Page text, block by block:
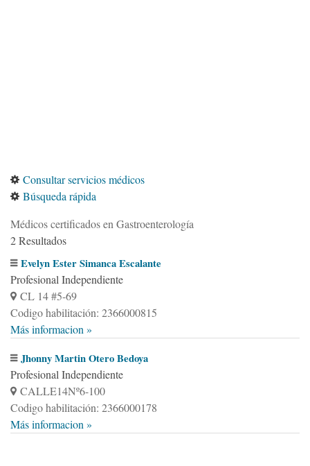
Consultar servicios médicos
Búsqueda rápida
Médicos certificados en Gastroenterología
2 Resultados
Evelyn Ester Simanca Escalante
Profesional Independiente
CL 14 #5-69
Codigo habilitación: 2366000815
Más informacion »
Jhonny Martin Otero Bedoya
Profesional Independiente
CALLE14Nº6-100
Codigo habilitación: 2366000178
Más informacion »